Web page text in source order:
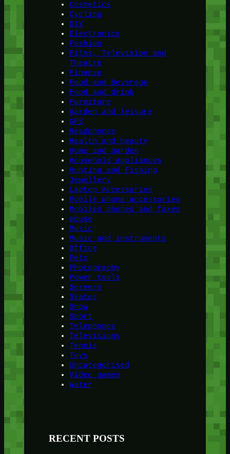
Cosmetics
Cycling
DIY
Electronics
Fashion
Films, Television and
Theatre
Finanse
Food and Beverage
Food and drink
Furniture
Garden and leisure
GPS
Headphones
Health and beauty
Home and garden
Household appliances
Hunting and Fishing
Jewellery
Laptop Accessories
Mobile phone accessories
Mobiles phones and faxes
mouse
Music
Music and instruments
Office
Pets
Photography
Power tools
Servers
Skates
Snow
Sport
Telephones
Televisions
Tennis
Toys
Uncategorised
Video games
Water
RECENT POSTS